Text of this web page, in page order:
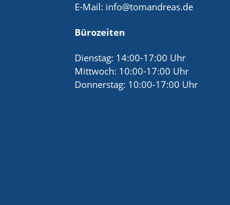
E-Mail: info@tomandreas.de
Bürozeiten
Dienstag: 14:00-17:00 Uhr
Mittwoch: 10:00-17:00 Uhr
Donnerstag: 10:00-17:00 Uhr